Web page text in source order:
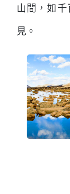
山間，如
見。